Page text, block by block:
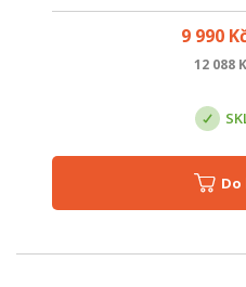
9 990
12 088